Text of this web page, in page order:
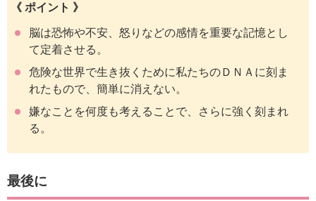
《 ポイント 》
脳は恐怖や不安、怒りなどの感情を重要な記憶とし
て定着させる。
危険な世界で生き抜くために私たちのＤＮＡに刻ま
れたもので、簡単に消えない。
嫌なことを何度も考えることで、さらに強く刻まれ
る。
最後に